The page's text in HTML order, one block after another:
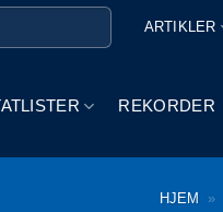
ARTIKLER
REKORDER
HJEM »